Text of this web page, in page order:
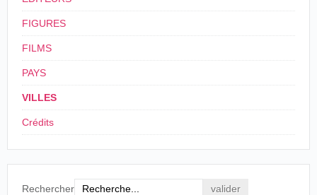
FIGURES
FILMS
PAYS
VILLES
Crédits
Rechercher